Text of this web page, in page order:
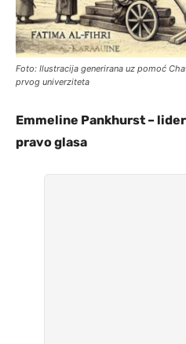
Foto: Ilustracija generirana uz pomoć
prvog univerziteta
Emmeline Pankhurst –
pravo glasa